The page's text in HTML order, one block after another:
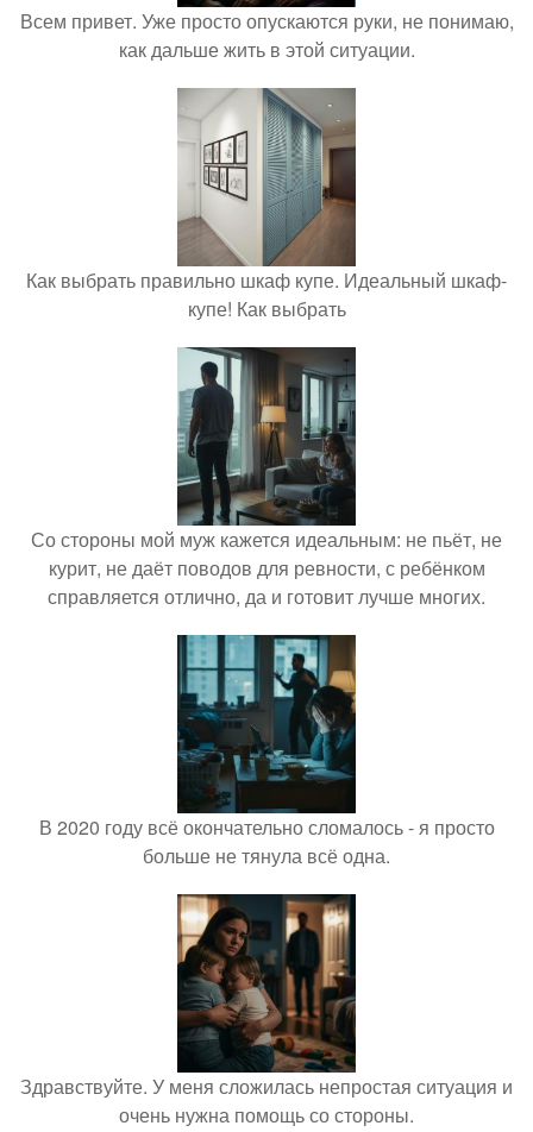
Всем привет. Уже просто опускаются руки, не понимаю,
как дальше жить в этой ситуации.
Как выбрать правильно шкаф купе. Идеальный шкаф-
купе! Как выбрать
Со стороны мой муж кажется идеальным: не пьёт, не
курит, не даёт поводов для ревности, с ребёнком
справляется отлично, да и готовит лучше многих.
В 2020 году всё окончательно сломалось - я просто
больше не тянула всё одна.
Здравствуйте. У меня сложилась непростая ситуация и
очень нужна помощь со стороны.